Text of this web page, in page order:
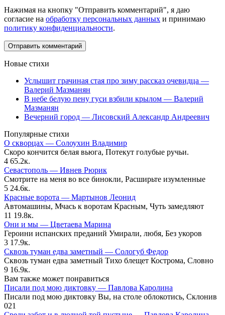
Нажимая на кнопку "Отправить комментарий", я даю
согласие на обработку персональных данных и принимаю
политику конфиденциальности.
Новые стихи
Услышит грачиная стая про зиму рассказ очевидца —
Валерий Мазманян
В небе белую пену гуси взбили крылом — Валерий
Мазманян
Вечерний город — Лисовский Александр Андреевич
Популярные стихи
О скворцах — Солоухин Владимир
Скоро кончится белая вьюга, Потекут голубые ручьи.
4 65.2к.
Севастополь — Ивнев Рюрик
Смотрите на меня во все бинокли, Расширьте изумленные
5 24.6к.
Красные ворота — Мартынов Леонид
Автомашины, Мчась к воротам Красным, Чуть замедляют
11 19.8к.
Они и мы — Цветаева Марина
Героини испанских преданий Умирали, любя, Без укоров
3 17.9к.
Сквозь туман едва заметный — Сологуб Федор
Сквозь туман едва заметный Тихо блещет Кострома, Словно
9 16.9к.
Вам также может понравиться
Писали под мою диктовку — Павлова Каролина
Писали под мою диктовку Вы, на столе облокотись, Склонив
021